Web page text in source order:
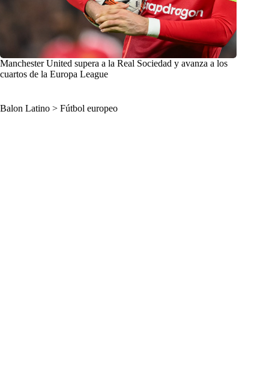
Manchester United supera a la Real Sociedad y avanza a los
cuartos de la Europa League
Balon Latino > Fútbol europeo